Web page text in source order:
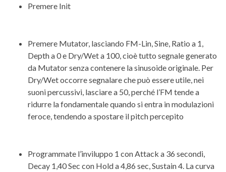
Premere Init
Premere Mutator, lasciando FM-Lin, Sine, Ratio a 1,
Depth a 0 e Dry/Wet a 100, cioè tutto segnale generato
da Mutator senza contenere la sinusoide originale. Per
Dry/Wet occorre segnalare che può essere utile, nei
suoni percussivi, lasciare a 50, perché l’FM tende a
ridurre la fondamentale quando si entra in modulazioni
feroce, tendendo a spostare il pitch percepito
Programmate l’inviluppo 1 con Attack a 36 secondi,
Decay 1,40 Sec con Hold a 4,86 sec, Sustain 4. La curva